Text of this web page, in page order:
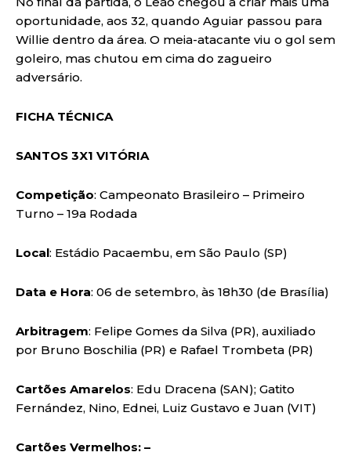
oportunidade, aos 32, quando Aguiar passou para
Willie dentro da área. O meia-atacante viu o gol sem
goleiro, mas chutou em cima do zagueiro
adversário.
FICHA TÉCNICA
SANTOS 3X1 VITÓRIA
Competição: Campeonato Brasileiro – Primeiro
Turno – 19a Rodada
Local: Estádio Pacaembu, em São Paulo (SP)
Data e Hora: 06 de setembro, às 18h30 (de Brasília)
Arbitragem: Felipe Gomes da Silva (PR), auxiliado
por Bruno Boschilia (PR) e Rafael Trombeta (PR)
Cartões Amarelos: Edu Dracena (SAN); Gatito
Fernández, Nino, Ednei, Luiz Gustavo e Juan (VIT)
Cartões Vermelhos: –